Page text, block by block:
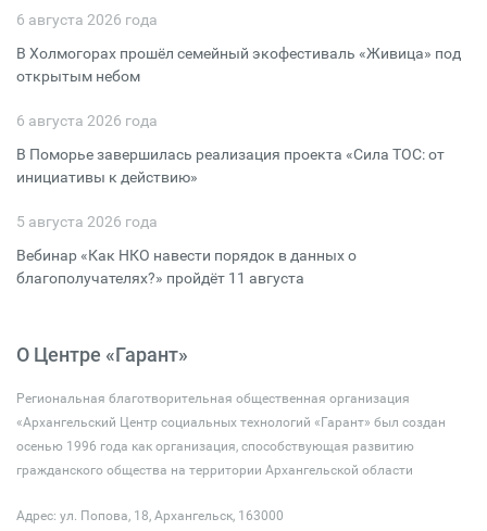
6 августа 2026 года
В Холмогорах прошёл семейный экофестиваль «Живица» под
открытым небом
6 августа 2026 года
В Поморье завершилась реализация проекта «Сила ТОС: от
инициативы к действию»
5 августа 2026 года
Вебинар «Как НКО навести порядок в данных о
благополучателях?» пройдёт 11 августа
О Центре «Гарант»
Региональная благотворительная общественная организация
«Архангельский Центр социальных технологий «Гарант» был создан
осенью 1996 года как организация, способствующая развитию
гражданского общества на территории Архангельской области
Адрес: ул. Попова, 18, Архангельск, 163000